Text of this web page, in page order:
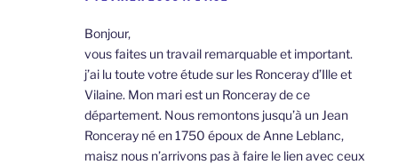
Bonjour,
vous faites un travail remarquable et important.
j’ai lu toute votre étude sur les Ronceray d’Ille et
Vilaine. Mon mari est un Ronceray de ce
département. Nous remontons jusqu’à un Jean
Ronceray né en 1750 époux de Anne Leblanc,
maisz nous n’arrivons pas à faire le lien avec ceux